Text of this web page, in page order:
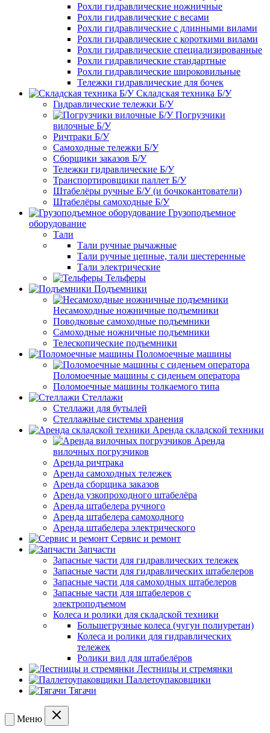
Рохли гидравлические ножничные
Рохли гидравлические с весами
Рохли гидравлические с длинными вилами
Рохли гидравлические с короткими вилами
Рохли гидравлические специализированные
Рохли гидравлические стандартные
Рохли гидравлические широковильные
Тележки гидравлические для бочек
Складская техника Б/У
Гидравлические тележки Б/У
Погрузчики
вилочные Б/У
Ричтраки Б/У
Самоходные тележки Б/У
Сборщики заказов Б/У
Тележки гидравлические Б/У
Транспортировщики паллет Б/У
Штабелёры ручные Б/У (и бочкокантователи)
Штабелёры самоходные Б/У
Грузоподъемное
оборудование
Тали
Тали ручные рычажные
Тали ручные цепные, тали шестеренные
Тали электрические
Тельферы
Подъемники
Несамоходные ножничные подъемники
Поводковые самоходные подъемники
Самоходные ножничные подъемники
Телескопические подъемники
Поломоечные машины
Поломоечные машины с сиденьем оператора
Поломоечные машины толкаемого типа
Стеллажи
Стеллажи для бутылей
Стеллажные системы хранения
Аренда складской техники
Аренда
вилочных погрузчиков
Аренда ричтрака
Аренда самоходных тележек
Аренда сборщика заказов
Аренда узкопроходного штабелёра
Аренда штабелера ручного
Аренда штабелера самоходного
Аренда штабелера электрического
Сервис и ремонт
Запчасти
Запасные части для гидравлических тележек
Запасные части для гидравлических штабелеров
Запасные части для самоходных штабелеров
Запасные части для штабелеров с
электроподъемом
Колеса и ролики для складской техники
Большегрузные колеса (чугун полиуретан)
Колеса и ролики для гидравлических
тележек
Ролики вил для штабелёров
Лестницы и стремянки
Паллетоупаковщики
Тягачи
Меню